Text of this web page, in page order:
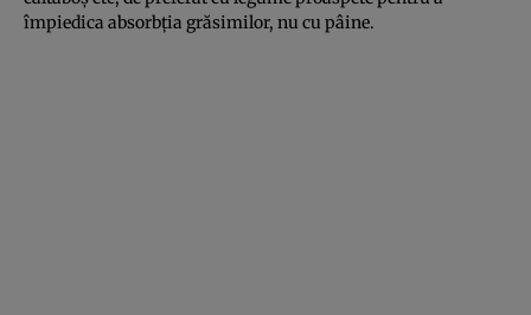
împiedica absorbţia grăsimilor, nu cu pâine.